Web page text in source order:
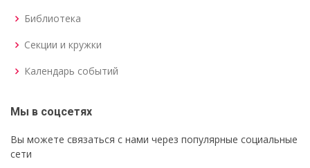
Библиотека
Секции и кружки
Календарь событий
Мы в соцсетях
Вы можете связаться с нами через популярные социальные
сети